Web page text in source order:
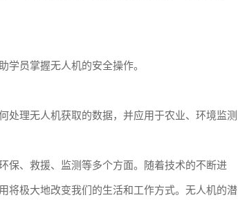
学员掌握无人机的安全操作。
处理无人机获取的数据，并应用于农业、环境监测
保、救援、监测等多个方面。随着技术的不断进
将极大地改变我们的生活和工作方式。无人机的潜